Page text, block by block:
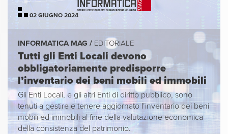
02 GIUGNO 2024
INFORMATICA MAG / EDITORIALE
Tutti gli Enti Locali devono
obbligatoriamente predisporre
l’inventario dei beni mobili ed immobili
Gli Enti Locali, e gli altri Enti di diritto pubblico, sono
tenuti a gestire e tenere aggiornato l’inventario dei beni
mobili ed immobili al fine della valutazione economica
della consistenza del patrimonio.